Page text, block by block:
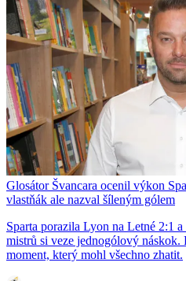
Glosátor Švancara ocenil výkon
vlastňák ale nazval šíleným gólem
Sparta porazila Lyon na Letné 2:1
mistrů si veze jednogólový náskok.
moment, který mohl všechno zhatit.